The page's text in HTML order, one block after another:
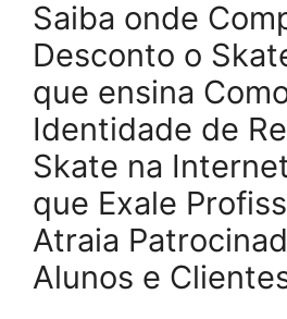
Saiba onde
Desconto o
que ensina
Identidade de
Skate na
que Exale
Atraia
Alunos e